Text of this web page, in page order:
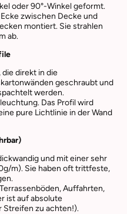
oder 90°-Winkel geformt.
zwischen Decke und
montiert. Sie strahlen
ab.
die direkt in die
geschraubt und
werden.
Das Profil wird
pure Lichtlinie in der Wand
und mit einer sehr
m). Sie haben oft trittfeste,
Auffahrten,
ist auf absolute
Streifen zu achten!).